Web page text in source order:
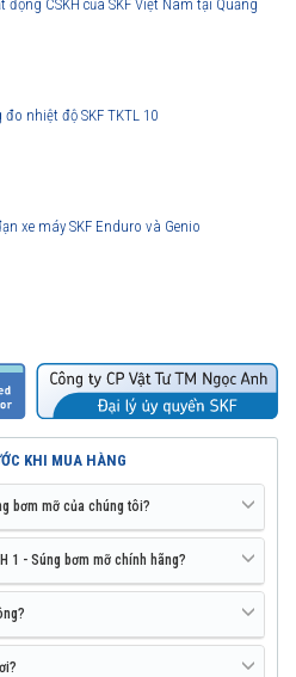
động CSKH của SKF Việt Nam tại Quảng
nhiệt độ SKF TKTL 10
xe máy SKF Enduro và Genio
KHI MUA HÀNG
bơm mỡ của chúng tôi?
1 - Súng bơm mỡ chính hãng?